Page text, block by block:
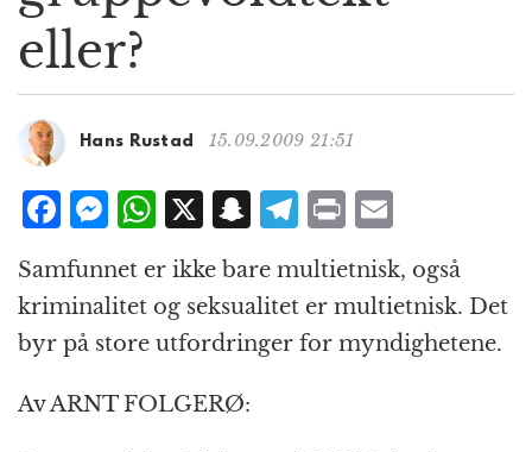
i
n
eller?
Hans Rustad 15.09.2009 21:51
F
a
c
e
b
o
M
ss
e
n
g
W
h
at
s
A
p
X S
a
p
c
T
el
e
g
r
P
ri
n
t
ai
l
Samfunnet er ikke bare multietnisk, også
kriminalitet og seksualitet er multietnisk. Det
byr på store utfordringer for myndighetene.
Av ARNT FOLGERØ: